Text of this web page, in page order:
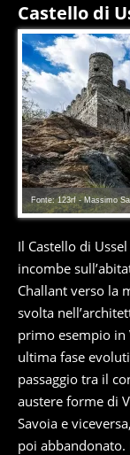
Castello di
Fonte: 123rf - Massimo
Il Castello di
incombe
Challant verso la
svolta
primo esempio in
ultima fase
passaggio tra il
austere forme di
Savoia e
poi